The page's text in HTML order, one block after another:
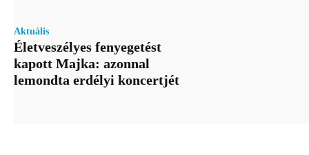
Aktuális
Életveszélyes fenyegetést
kapott Majka: azonnal
lemondta erdélyi koncertjét